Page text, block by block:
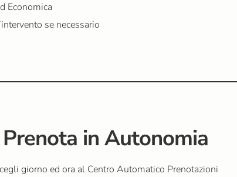
Economica
se necessario
Prenota in Autonomia
giorno ed ora al Centro Automatico Prenotazioni